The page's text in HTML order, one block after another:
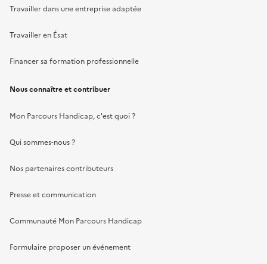
Travailler dans une entreprise adaptée
Travailler en Ésat
Financer sa formation professionnelle
Nous connaître et contribuer
Mon Parcours Handicap, c'est quoi ?
Qui sommes-nous ?
Nos partenaires contributeurs
Presse et communication
Communauté Mon Parcours Handicap
Formulaire proposer un événement